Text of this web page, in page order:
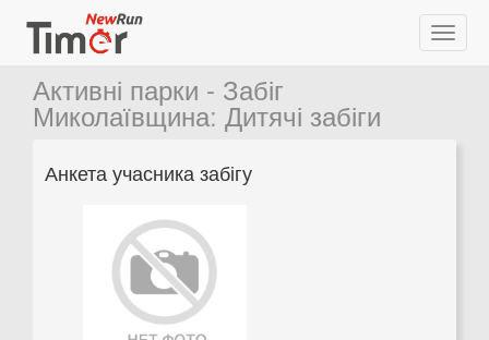
Активні парки - Забіг
Миколаївщина: Дитячі забіги
Анкета учасника забігу